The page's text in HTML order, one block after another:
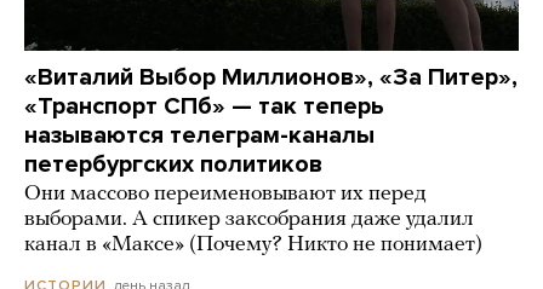
«Виталий Выбор Миллионов», «За Питер»,
«Транспорт СПб» — так теперь
называются телеграм-каналы
петербургских политиков
Они массово переименовывают их перед
выборами. А спикер заксобрания даже удалил
канал в «Максе» (Почему? Никто не понимает)
ИСТОРИИ день назад